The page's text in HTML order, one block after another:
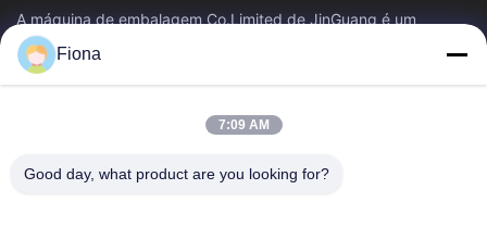
A máquina de embalagem Co.Limited de JinGuang é um
equipamento de impressão ondulado profissional da caixa e
uma maquinaria relacionada para a...
Links Rápidos
Produtos
Sobre Nós
Excursão Da Fábrica
Fiona
7:09 AM
Good day, what product are you looking for?